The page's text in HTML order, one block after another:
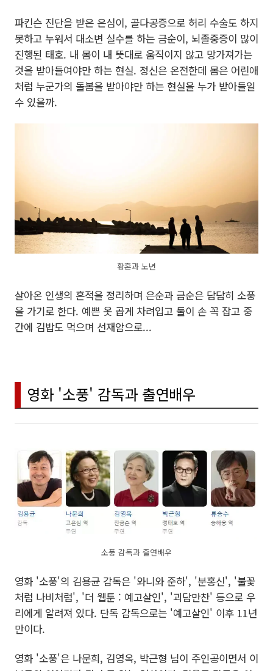
파킨슨 진단을 받은 은심이, 골다공증으로 허리 수술도 하지
못하고 누워서 대소변 실수를 하는 금순이, 뇌졸중증이 많이
진행된 태호. 내 몸이 내 뜻대로 움직이지 않고 망가져가는
것을 받아들여야만 하는 현실. 정신은 온전한데 몸은 어린애
처럼 누군가의 돌봄을 받아야만 하는 현실을 누가 받아들일
수 있을까.
황혼과 노년
살아온 인생의 흔적을 정리하며 은순과 금순은 담담히 소풍
을 가기로 한다. 예쁜 옷 곱게 차려입고 둘이 손 꼭 잡고 중
간에 김밥도 먹으며 선재암으로...
영화 '소풍' 감독과 출연배우
소풍 감독과 출연배우
영화 '소풍'의 김용균 감독은 '와니와 준하', '분홍신', '불꽃
처럼 나비처럼', '더 웹툰 : 예고살인', '괴담만찬' 등으로 우
리에게 알려져 있다. 단독 감독으로는 '예고살인' 이후 11년
만이다.
영화 '소풍'은 나문희, 김영옥, 박근형 님이 주인공이면서 이